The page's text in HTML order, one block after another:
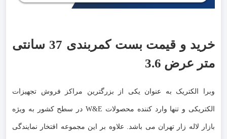
خرید و قیمت بست کمربندی 37 سانتی
متر عرض 3.6
وبرا الکتریک به عنوان یکی از بزرگترین مراکز فروش تجهیزات
الکتریکی و تنها وارد کننده محصولات W&E در سطح کشور به ویژه
بازار لاله زار تهران می باشد. علاوه بر این مجموعه افتخار نمایندگی